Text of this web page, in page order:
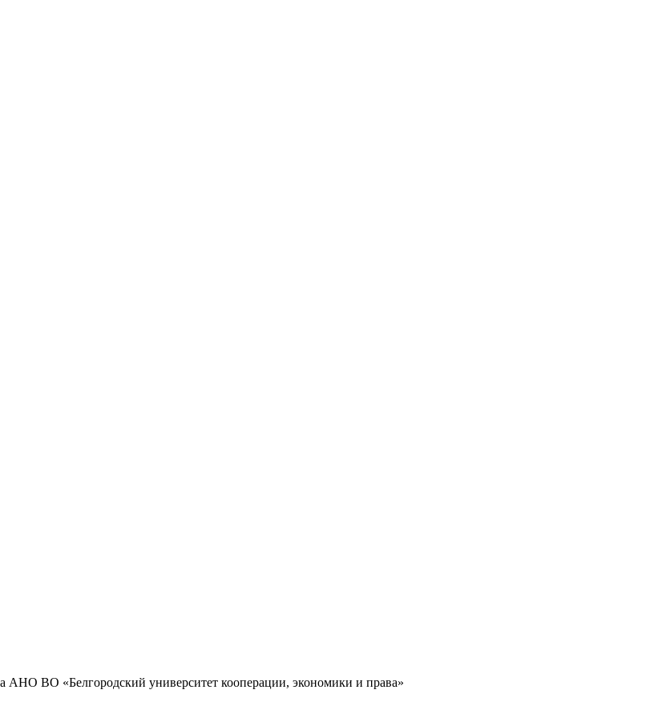
АНО ВО «Белгородский университет кооперации, экономики и права»